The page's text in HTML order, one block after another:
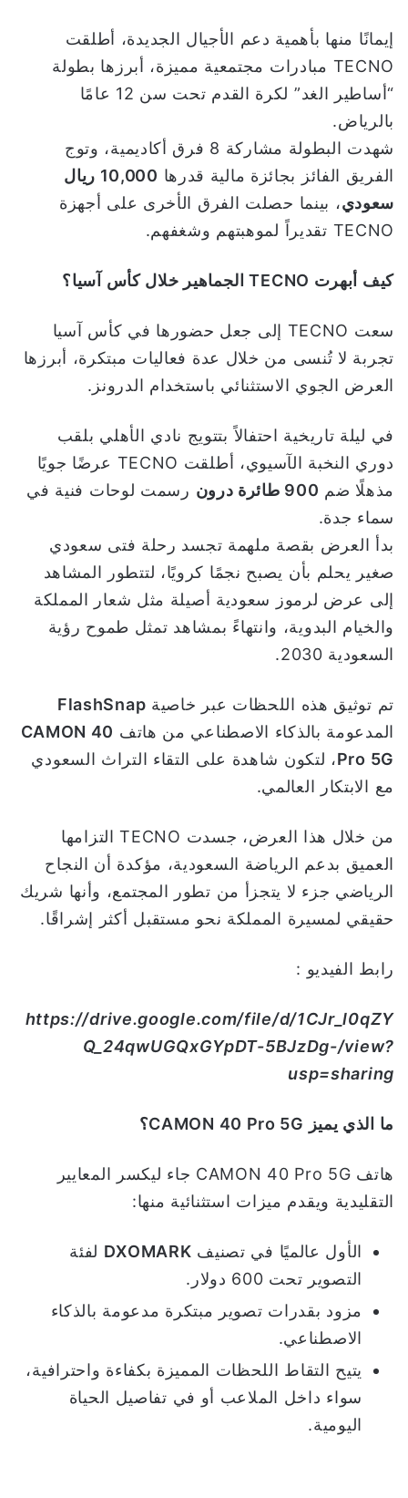
إيمانًا منها بأهمية دعم الأجيال الجديدة، أطلقت
TECNO مبادرات مجتمعية مميزة، أبرزها بطولة
“أساطير الغد” لكرة القدم تحت سن 12 عامًا
بالرياض.
شهدت البطولة مشاركة 8 فرق أكاديمية، وتوج
الفريق الفائز بجائزة مالية قدرها 10,000 ريال
سعودي، بينما حصلت الفرق الأخرى على أجهزة
TECNO تقديراً لموهبتهم وشغفهم.
كيف أبهرت الجماهير خلال كأس آسيا؟
سعت TECNO إلى جعل حضورها في كأس آسيا
تجربة لا تُنسى من خلال عدة فعاليات مبتكرة، أبرزها
العرض الجوي الاستثنائي باستخدام الدرونز.
في ليلة تاريخية احتفالاً بتتويج نادي الأهلي بلقب
دوري النخبة الآسيوي، أطلقت TECNO عرضًا جويًا
مذهلًا ضم 900 طائرة درون رسمت لوحات فنية في
سماء جدة.
بدأ العرض بقصة ملهمة تجسد رحلة فتى سعودي
صغير يحلم بأن يصبح نجمًا كرويًا، لتتطور المشاهد
إلى عرض لرموز سعودية أصيلة مثل شعار المملكة
والخيام البدوية، وانتهاءً بمشاهد تمثل طموح رؤية
السعودية 2030.
تم توثيق هذه اللحظات عبر خاصية FlashSnap
المدعومة بالذكاء الاصطناعي من هاتف CAMON 40
Pro 5G، لتكون شاهدة على التقاء التراث السعودي
مع الابتكار العالمي.
من خلال هذا العرض، جسدت TECNO التزامها
العميق بدعم الرياضة السعودية، مؤكدة أن النجاح
الرياضي جزء لا يتجزأ من تطور المجتمع، وأنها شريك
حقيقي لمسيرة المملكة نحو مستقبل أكثر إشراقًا.
رابط الفيديو :
https://drive.google.com/file/d/1CJr_l0qZY
Q_24qwUGQxGYpDT-5BJzDg-/view?
usp=sharing
ما الذي يميز ؟
هاتف CAMON 40 Pro 5G جاء ليكسر المعايير
التقليدية ويقدم ميزات استثنائية منها:
الأول عالميًا في تصنيف DXOMARK لفئة
التصوير تحت 600 دولار.
مزود بقدرات تصوير مبتكرة مدعومة بالذكاء
الاصطناعي.
يتيح التقاط اللحظات المميزة بكفاءة واحترافية،
سواء داخل الملاعب أو في تفاصيل الحياة
اليومية.